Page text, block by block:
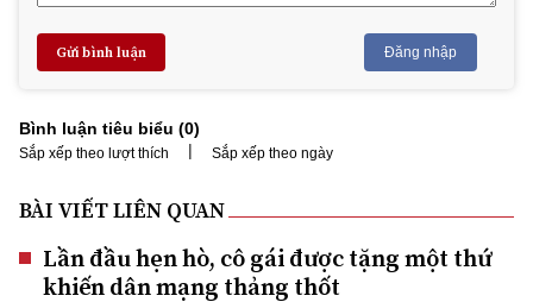
Gửi bình luận Đăng nhập
Bình luận tiêu biểu (0)
Sắp xếp theo lượt thích | Sắp xếp theo ngày
BÀI VIẾT LIÊN QUAN
Lần đầu hẹn hò, cô gái được tặng một thứ
khiến dân mạng thảng thốt